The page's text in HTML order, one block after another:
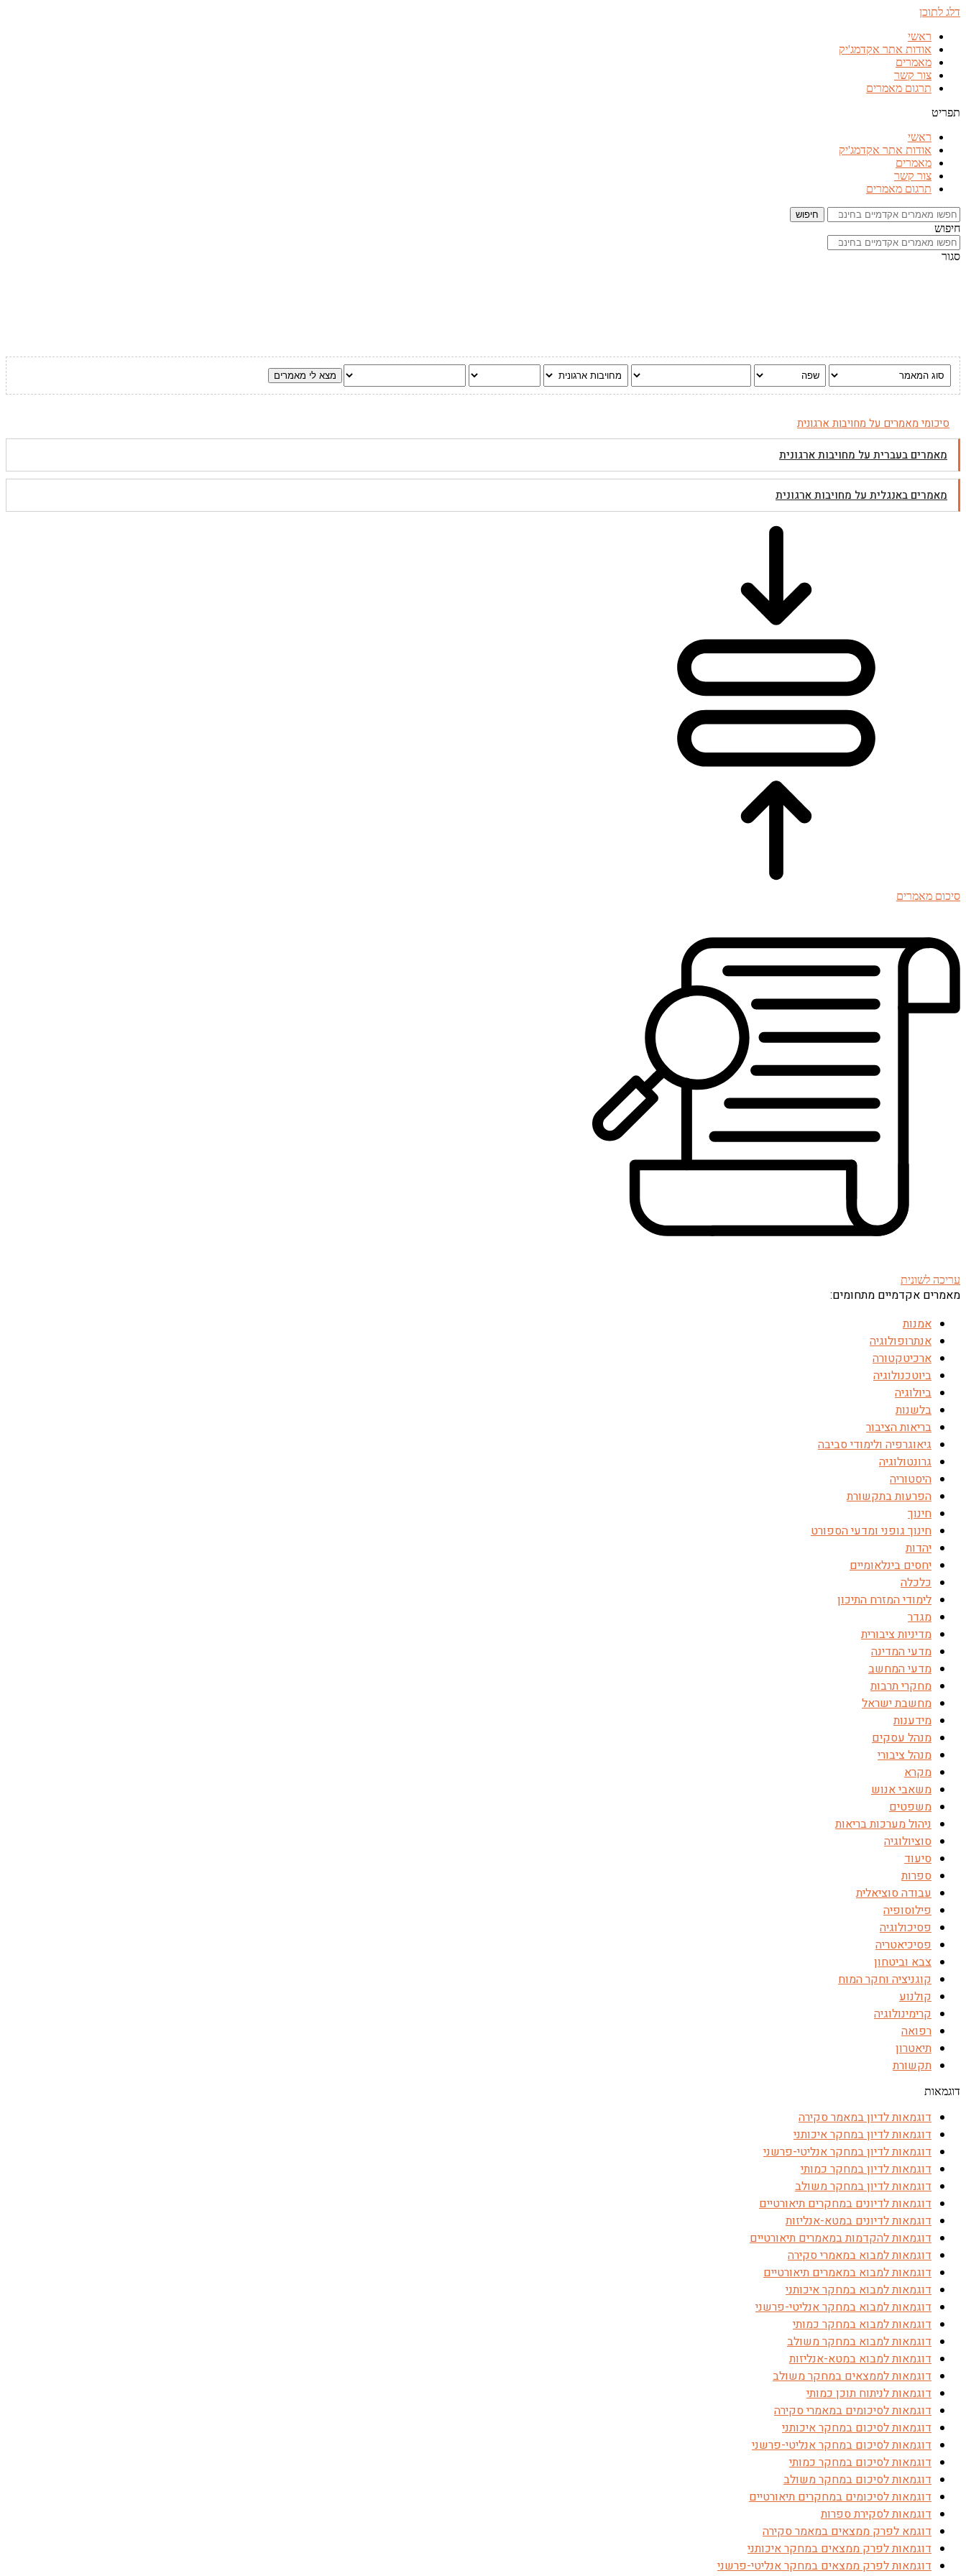
דלג לתוכן
ראשי
אודות אתר אקדמג'יק
מאמרים
צור קשר
תרגום מאמרים
תפריט
ראשי
אודות אתר אקדמג'יק
מאמרים
צור קשר
תרגום מאמרים
חיפוש
חיפוש
סגור
סיכומי מאמרים על מחויבות ארגונית
מאמרים בעברית על מחויבות ארגונית
מאמרים באנגלית על מחויבות ארגונית
סיכום מאמרים
עריכה לשונית
מאמרים אקדמיים מתחומים:
אמנות
אנתרופולוגיה
ארכיטקטורה
ביוטכנולוגיה
ביולוגיה
בלשנות
בריאות הציבור
גיאוגרפיה ולימודי סביבה
גרונטולוגיה
היסטוריה
הפרעות בתקשורת
חינוך
חינוך גופני ומדעי הספורט
יהדות
יחסים בינלאומיים
כלכלה
לימודי המזרח התיכון
מגדר
מדיניות ציבורית
מדעי המדינה
מדעי המחשב
מחקרי תרבות
מחשבת ישראל
מידענות
מנהל עסקים
מנהל ציבורי
מקרא
משאבי אנוש
משפטים
ניהול מערכות בריאות
סוציולוגיה
סיעוד
ספרות
עבודה סוציאלית
פילוסופיה
פסיכולוגיה
פסיכיאטריה
צבא וביטחון
קוגניציה וחקר המוח
קולנוע
קרימינולוגיה
רפואה
תיאטרון
תקשורת
דוגמאות
דוגמאות לדיון במאמר סקירה
דוגמאות לדיון במחקר איכותני
דוגמאות לדיון במחקר אנליטי-פרשני
דוגמאות לדיון במחקר כמותי
דוגמאות לדיון במחקר משולב
דוגמאות לדיונים במחקרים תיאורטיים
דוגמאות לדיונים במטא-אנליזות
דוגמאות להקדמות במאמרים תיאורטיים
דוגמאות למבוא במאמרי סקירה
דוגמאות למבוא במאמרים תיאורטיים
דוגמאות למבוא במחקר איכותני
דוגמאות למבוא במחקר אנליטי-פרשני
דוגמאות למבוא במחקר כמותי
דוגמאות למבוא במחקר משולב
דוגמאות למבוא במטא-אנליזות
דוגמאות לממצאים במחקר משולב
דוגמאות לניתוח תוכן כמותי
דוגמאות לסיכומים במאמרי סקירה
דוגמאות לסיכום במחקר איכותני
דוגמאות לסיכום במחקר אנליטי-פרשני
דוגמאות לסיכום במחקר כמותי
דוגמאות לסיכום במחקר משולב
דוגמאות לסיכומים במחקרים תיאורטיים
דוגמאות לסקירת ספרות
דוגמא לפרק ממצאים במאמר סקירה
דוגמאות לפרק ממצאים במחקר איכותני
דוגמאות לפרק ממצאים במחקר אנליטי-פרשני